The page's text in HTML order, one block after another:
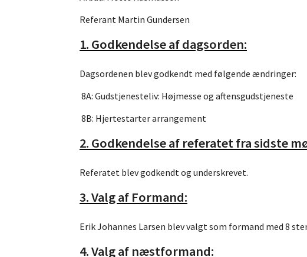
Referant Martin Gundersen
1. Godkendelse af dagsorden:
Dagsordenen blev godkendt med følgende ændringer:
8A: Gudstjenesteliv: Højmesse og aftensgudstjeneste
8B: Hjertestarter arrangement
2. Godkendelse af referatet fra sidste
Referatet blev godkendt og underskrevet.
3. Valg af Formand:
Erik Johannes Larsen blev valgt som formand med 8
4. Valg af næstformand: